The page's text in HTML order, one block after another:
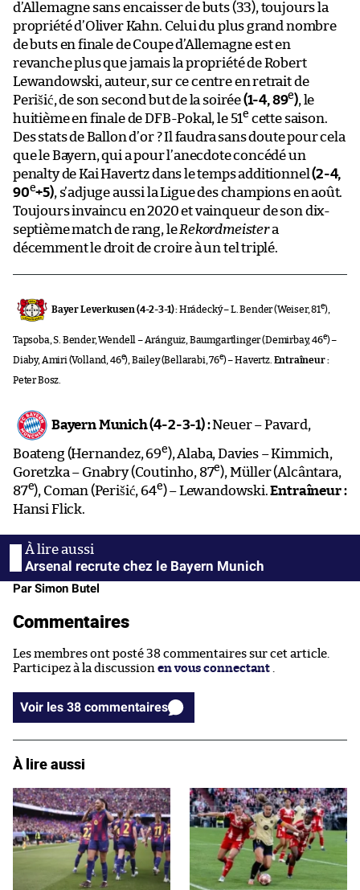
d’Allemagne sans encaisser de buts (33), toujours la
propriété d’Oliver Kahn. Celui du plus grand nombre
de buts en finale de Coupe d’Allemagne est en
revanche plus que jamais la propriété de Robert
Lewandowski, auteur, sur ce centre en retrait de
Perišić, de son second but de la soirée(1-4, 89e), le
huitième en finale de DFB-Pokal, le 51e cette saison.
Des stats de Ballon d’or ? Il faudra sans doute pour cela
que le Bayern, qui a pour l’anecdote concédé un
penalty de Kai Havertz dans le temps additionnel(2-4,
90e+5), s’adjuge aussi la Ligue des champions en août.
Toujours invaincu en 2020 et vainqueur de son dix-
septième match de rang, leRekordmeistera
décemment le droit de croire à un tel triplé.
Bayer Leverkusen (4-2-3-1) :Hrádecký – L. Bender (Weiser, 81e),
Tapsoba, S. Bender, Wendell – Aránguiz, Baumgartlinger (Demirbay, 46e) –
Diaby, Amiri (Volland, 46e), Bailey (Bellarabi, 76e) – Havertz. Entraîneur :
Peter Bosz.
Bayern Munich (4-2-3-1) :Neuer – Pavard,
Boateng (Hernandez, 69e), Alaba, Davies – Kimmich,
Goretzka – Gnabry (Coutinho, 87e), Müller (Alcântara,
87e), Coman (Perišić, 64e) – Lewandowski.Entraîneur :
Hansi Flick.
Arsenal recrute chez le Bayern Munich
Par Simon Butel
Commentaires
Les membres ont posté 38 commentaires sur cet article.
Participez à la discussion en vous connectant .
Voir les 38 commentaires
À lire aussi